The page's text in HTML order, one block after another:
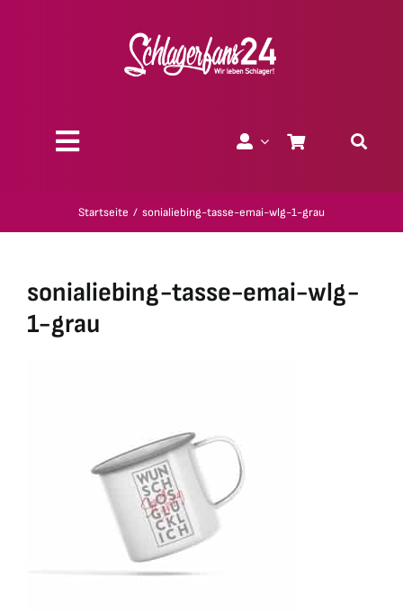
Toggle
Geschenk-Gutscheine
Startseite sonialiebing-tasse-emai-wlg-1-grau
sonialiebing-tasse-emai-wlg-
1-grau